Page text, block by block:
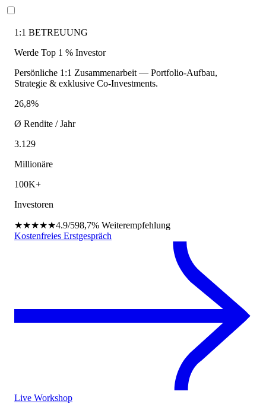
1:1 BETREUUNG
Werde Top 1 % Investor
Persönliche 1:1 Zusammenarbeit — Portfolio-Aufbau,
Strategie & exklusive Co-Investments.
26,8%
Ø Rendite / Jahr
3.129
Millionäre
100K+
Investoren
★★★★★4.9/598,7% Weiterempfehlung
Kostenfreies Erstgespräch
Live Workshop